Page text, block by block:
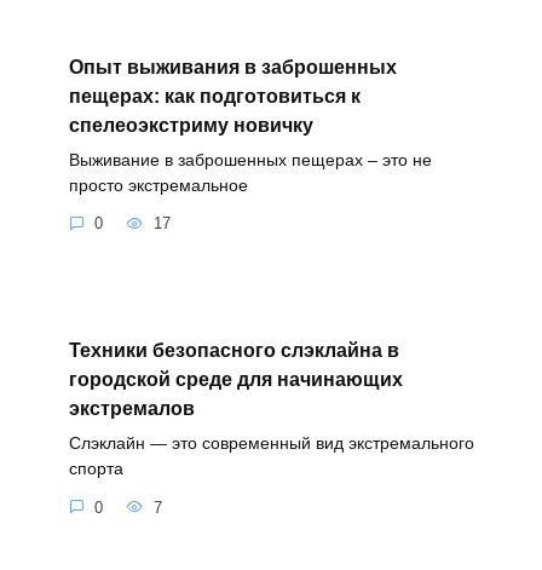
Опыт выживания в заброшенных
пещерах: как подготовиться к
спелеоэкстриму новичку
Выживание в заброшенных пещерах – это не
просто экстремальное
0 17
Техники безопасного слэклайна в
городской среде для начинающих
экстремалов
Слэклайн — это современный вид экстремального
спорта
0 7